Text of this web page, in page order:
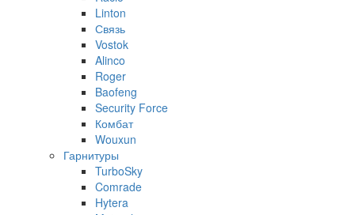
Linton
Связь
Vostok
Alinco
Roger
Baofeng
Security Force
Комбат
Wouxun
Гарнитуры
TurboSky
Comrade
Hytera